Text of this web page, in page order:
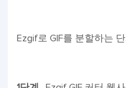
Ezgif로 GIF를 분할하는